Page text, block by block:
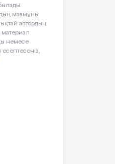
мазмұны
автордың
материал
немесе
есептесеңіз,